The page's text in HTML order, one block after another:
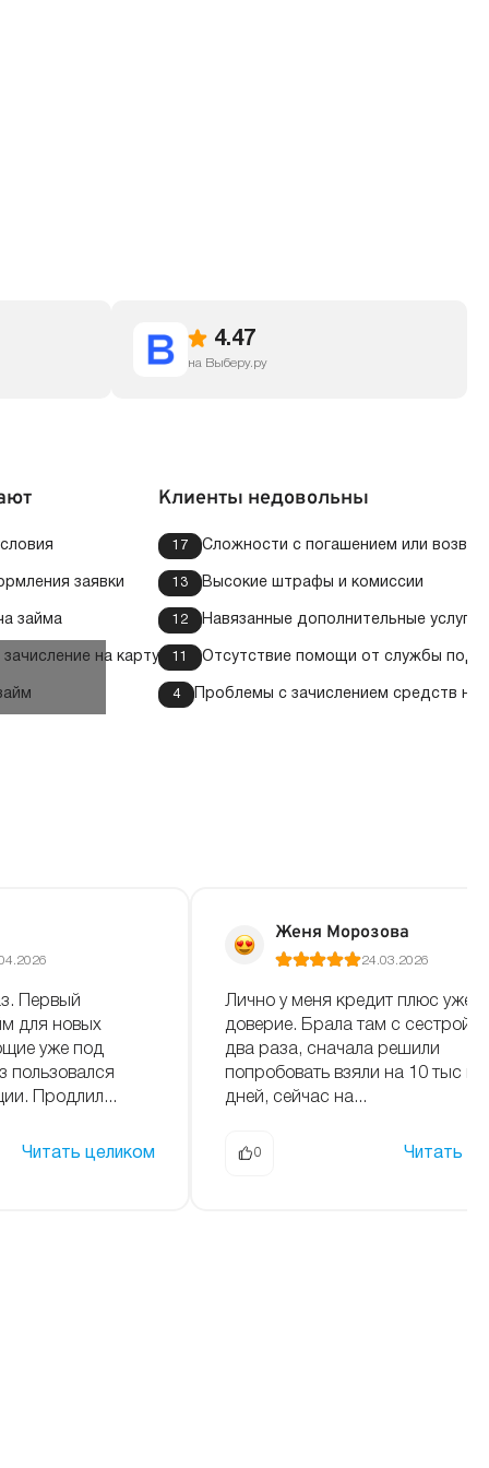
4.47
на Выберу.ру
заявки
займа
на карту
Клиенты недовольны
17 Сложности с погашением или
13 Высокие штрафы и комиссии
12 Навязанные дополнительные услуги
11 Отсутствие помощи от службы
4 Проблемы с зачислением средств на
Первый
для новых
уже под
пользовался
Продлил...
Читать целиком
Женя Морозова
24.03.2026
Лично у меня кредит плюс уже
доверие. Брала там с сестрой
два раза, сначала решили
попробовать взяли на 10 тыс и
дней, сейчас на...
0 Читать